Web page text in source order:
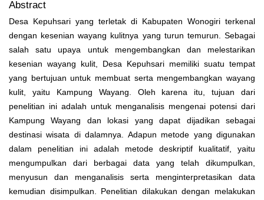
Abstract
Desa Kepuhsari yang terletak di Kabupaten Wonogiri terkenal
dengan kesenian wayang kulitnya yang turun temurun. Sebagai
salah satu upaya untuk mengembangkan dan melestarikan
kesenian wayang kulit, Desa Kepuhsari memiliki suatu tempat
yang bertujuan untuk membuat serta mengembangkan wayang
kulit, yaitu Kampung Wayang. Oleh karena itu, tujuan dari
penelitian ini adalah untuk menganalisis mengenai potensi dari
Kampung Wayang dan lokasi yang dapat dijadikan sebagai
destinasi wisata di dalamnya. Adapun metode yang digunakan
dalam penelitian ini adalah metode deskriptif kualitatif, yaitu
mengumpulkan dari berbagai data yang telah dikumpulkan,
menyusun dan menganalisis serta menginterpretasikan data
kemudian disimpulkan. Penelitian dilakukan dengan melakukan